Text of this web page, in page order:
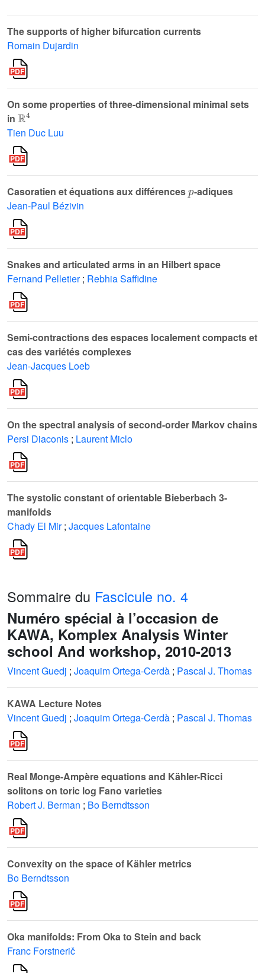
The supports of higher bifurcation currents
Romain Dujardin
On some properties of three-dimensional minimal sets
in
ℝ4
Tien Duc Luu
Casoratien et équations aux différences -adiques
Jean-Paul Bézivin
Snakes and articulated arms in an Hilbert space
Fernand Pelletier ; Rebhia Saffidine
Semi-contractions des espaces localement compacts et
cas des variétés complexes
Jean-Jacques Loeb
On the spectral analysis of second-order Markov chains
Persi Diaconis ; Laurent Miclo
The systolic constant of orientable Bieberbach 3-
manifolds
Chady El Mir ; Jacques Lafontaine
Sommaire du Fascicule no. 4
Numéro spécial à l’occasion de
KAWA, Komplex Analysis Winter
school And workshop, 2010-2013
Vincent Guedj ; Joaquim Ortega-Cerdà ; Pascal J. Thomas
KAWA Lecture Notes
Vincent Guedj ; Joaquim Ortega-Cerdà ; Pascal J. Thomas
Real Monge-Ampère equations and Kähler-Ricci
solitons on toric log Fano varieties
Robert J. Berman ; Bo Berndtsson
Convexity on the space of Kähler metrics
Bo Berndtsson
Oka manifolds: From Oka to Stein and back
Franc Forstnerič